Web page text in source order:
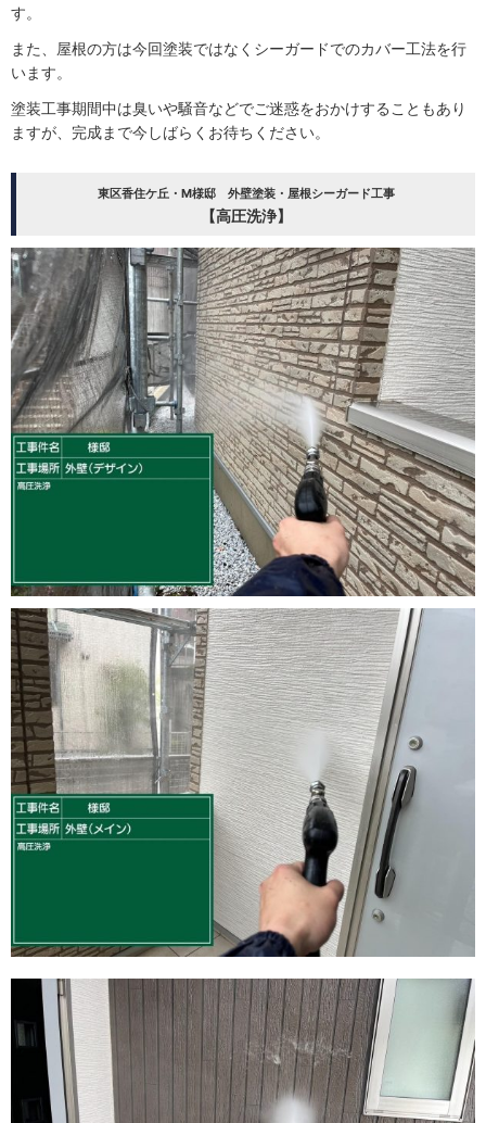
す。
また、屋根の方は今回塗装ではなくシーガードでのカバー工法を行
います。
塗装工事期間中は臭いや騒音などでご迷惑をおかけすることもあり
ますが、完成まで今しばらくお待ちください。
東区香住ケ丘・M様邸 外壁塗装・屋根シーガード工事
【高圧洗浄】